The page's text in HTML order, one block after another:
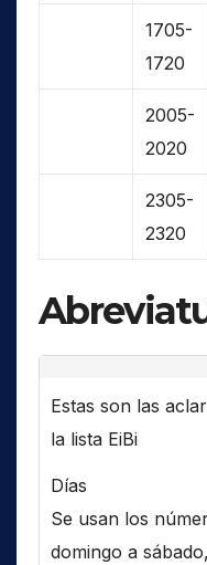
1705-
1720
2005-
2020
2305-
2320
Estas son las
la lista EiBi
Días
Se usan los
domingo a